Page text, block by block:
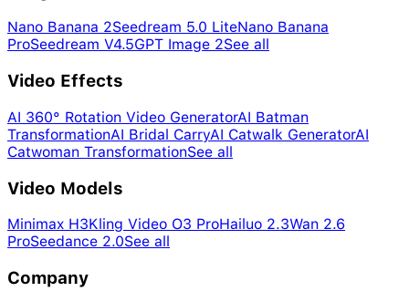
Nano Banana 2Seedream 5.0 LiteNano Banana
ProSeedream V4.5GPT Image 2See all
Video Effects
AI 360° Rotation Video GeneratorAI Batman
TransformationAI Bridal CarryAI Catwalk GeneratorAI
Catwoman TransformationSee all
Video Models
Minimax H3Kling Video O3 ProHailuo 2.3Wan 2.6
ProSeedance 2.0See all
Company